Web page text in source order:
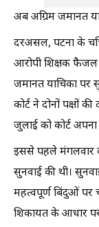
अब अग्रिम जमानत
दरअसल, पटना के
आरोपी शिक्षक फैजल
जमानत याचिका पर
कोर्ट ने दोनों पक्षों
जुलाई को कोर्ट
इससे पहले मंगलवार
सुनवाई की थी।
महत्वपूर्ण बिंदुओं पर
शिकायत के आधार